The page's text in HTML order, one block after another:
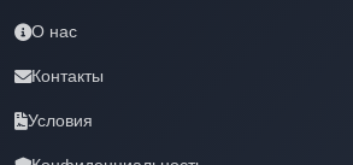
О нас
Контакты
Условия